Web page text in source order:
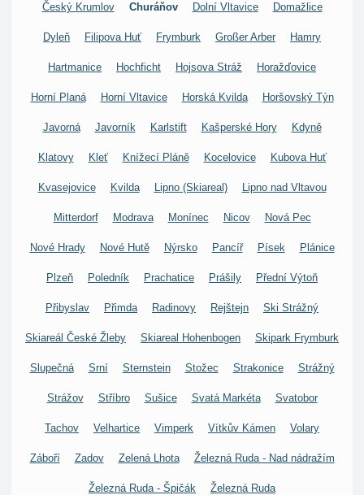
Český Krumlov Churáňov Dolní Vltavice Domažlice
Dyleň Filipova Huť Frymburk Großer Arber Hamry
Hartmanice Hochficht Hojsova Stráž Horažďovice
Horní Planá Horní Vltavice Horská Kvilda Horšovský Týn
Javorná Javorník Karlstift Kašperské Hory Kdyně
Klatovy Kleť Knížecí Pláně Kocelovice Kubova Huť
Kvasejovice Kvilda Lipno (Skiareal) Lipno nad Vltavou
Mitterdorf Modrava Monínec Nicov Nová Pec
Nové Hrady Nové Hutě Nýrsko Pancíř Písek Plánice
Plzeň Poledník Prachatice Prášily Přední Výtoň
Přibyslav Přimda Radinovy Rejštejn Ski Strážný
Skiareál České Žleby Skiareal Hohenbogen Skipark Frymburk
Slupečná Srní Sternstein Stožec Strakonice Strážný
Strážov Stříbro Sušice Svatá Markéta Svatobor
Tachov Velhartice Vimperk Vítkův Kámen Volary
Záboří Zadov Zelená Lhota Železná Ruda - Nad nádražím
Železná Ruda - Špičák Železná Ruda